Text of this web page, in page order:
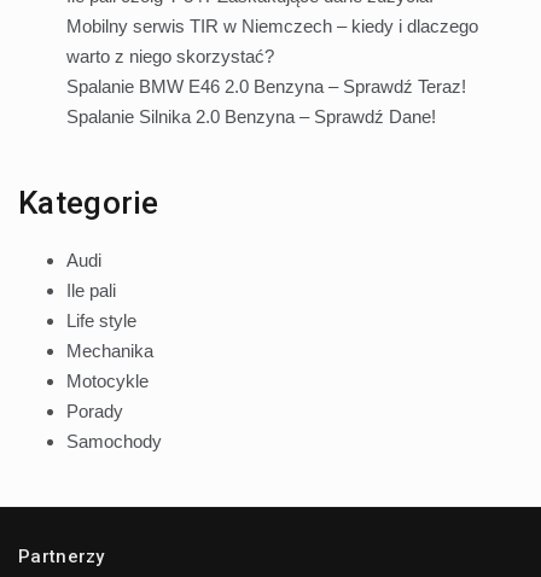
Mobilny serwis TIR w Niemczech – kiedy i dlaczego
warto z niego skorzystać?
Spalanie BMW E46 2.0 Benzyna – Sprawdź Teraz!
Spalanie Silnika 2.0 Benzyna – Sprawdź Dane!
Kategorie
Audi
Ile pali
Life style
Mechanika
Motocykle
Porady
Samochody
Partnerzy